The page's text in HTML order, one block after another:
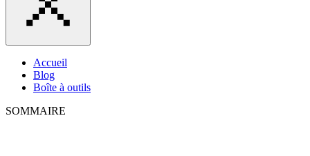
Accueil
Blog
Boîte à outils
SOMMAIRE